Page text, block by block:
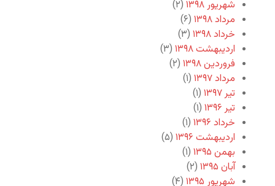
شهریور ۱۳۹۸
(۲)
مرداد ۱۳۹۸
(۶)
خرداد ۱۳۹۸
(۳)
اردیبهشت ۱۳۹۸
(۳)
فروردین ۱۳۹۸
(۲)
مرداد ۱۳۹۷
(۱)
تیر ۱۳۹۷
(۱)
تیر ۱۳۹۶
(۱)
خرداد ۱۳۹۶
(۱)
اردیبهشت ۱۳۹۶
(۵)
بهمن ۱۳۹۵
(۱)
آبان ۱۳۹۵
(۲)
شهریور ۱۳۹۵
(۴)